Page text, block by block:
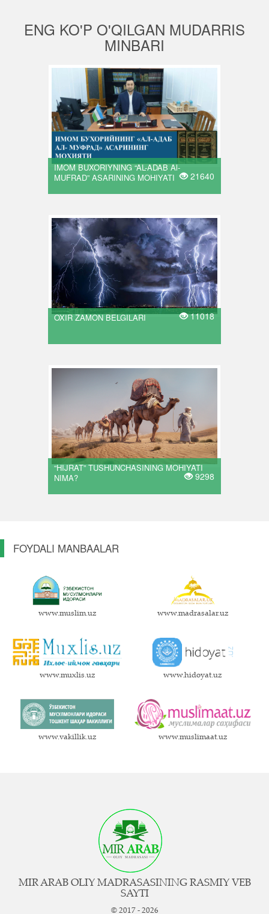
ENG KO'P O'QILGAN MUDARRIS
MINBARI
IMOM BUXORIYNING “AL-ADAB Al-
MUFRAD” ASARINING MOHIYATI
21640
OXIR ZAMON BELGILARI 11018
“HIJRAT” TUSHUNCHASINING MOHIYATI
NIMA?
9298
FOYDALI MANBAALAR
www.muslim.uz www.madrasalar.uz
www.muxlis.uz www.hidoyat.uz
www.vakillik.uz www.muslimaat.uz
MIR ARAB OLIY MADRASASINING RASMIY VEB
SAYTI
© 2017 - 2026